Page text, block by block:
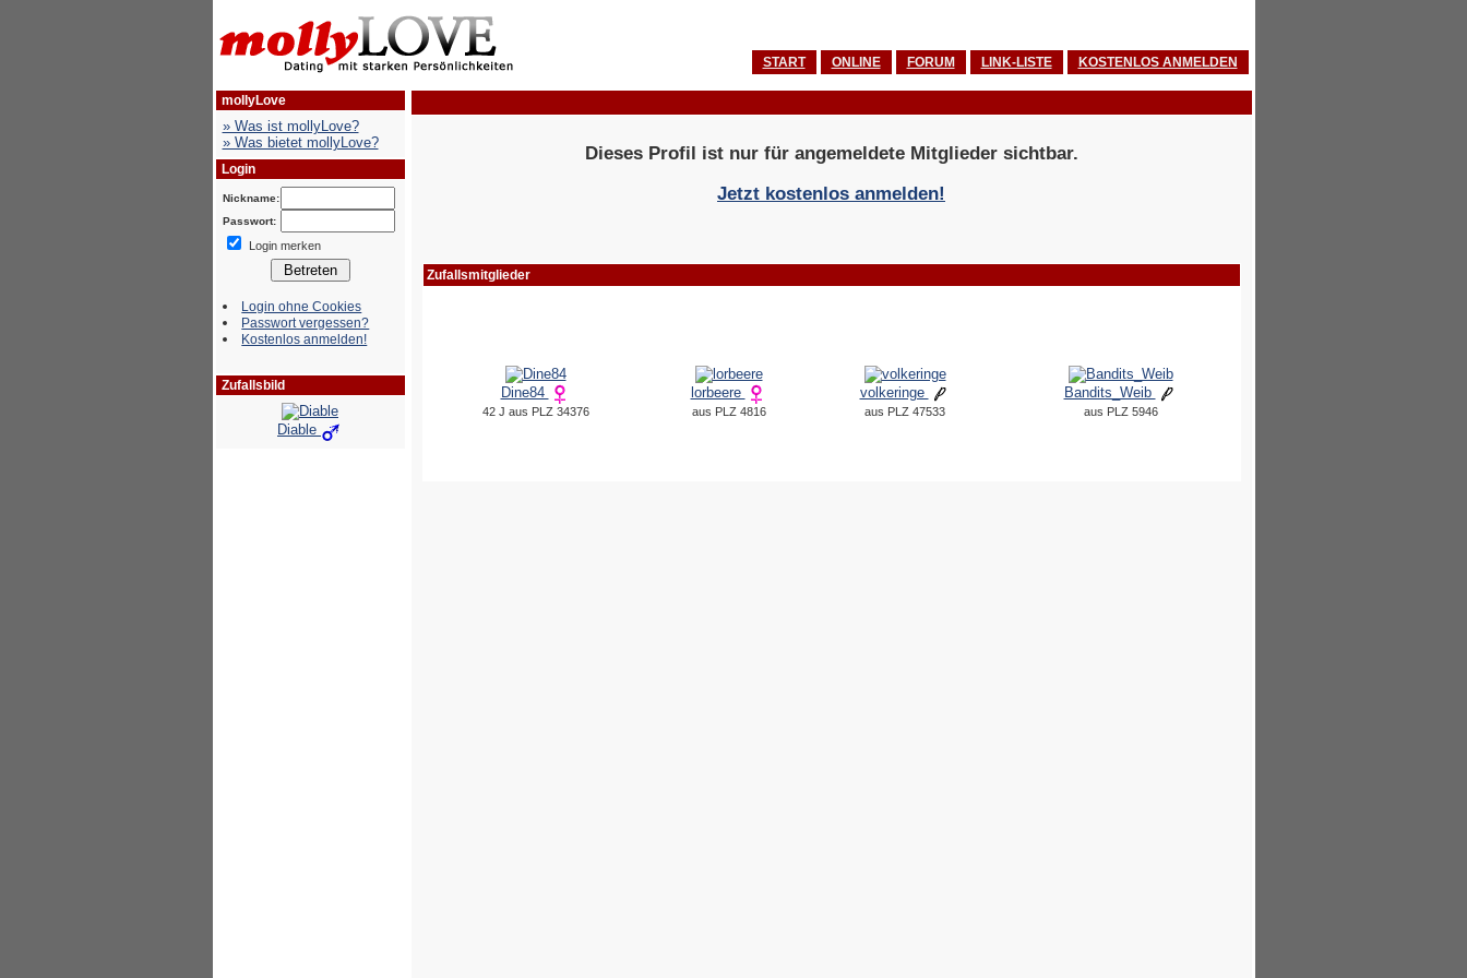
START ONLINE FORUM LINK-LISTE KOSTENLOS ANMELDEN
mollyLove
» Was ist mollyLove?
» Was bietet mollyLove?
Login
Nickname:
Passwort:
Login merken
Login ohne Cookies
Passwort vergessen?
Kostenlos anmelden!
Zufallsbild
Diable
Dieses Profil ist nur für angemeldete Mitglieder sichtbar.
Jetzt kostenlos anmelden!